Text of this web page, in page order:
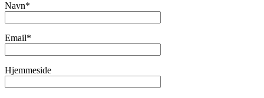
Navn*
Email*
Hjemmeside